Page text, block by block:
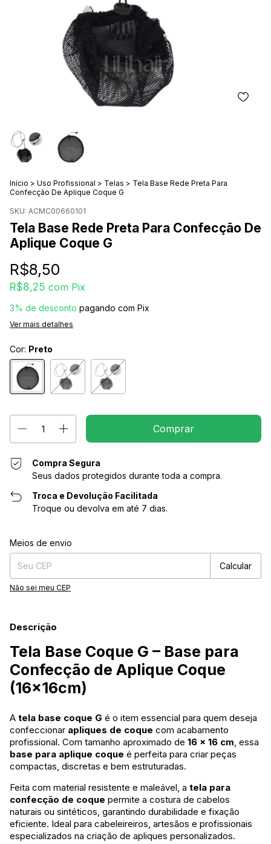
Início > Uso Profissional > Telas > Tela Base Rede Preta Para
Confecção De Aplique Coque G
SKU: ACMC00660101
Tela Base Rede Preta Para Confecção De
Aplique Coque G
R$8,50
R$8,25 com Pix
3% de desconto pagando com Pix
Ver mais detalhes
Cor: Preto
Compra Segura
Seus dados protegidos durante toda a compra.
Troca e Devolução Facilitada
Troque ou devolva em até 7 dias.
Entregas para o CEP:
Meios de envio
Calcular
Não sei meu CEP
Descrição
Tela Base Coque G – Base para
Confecção de Aplique Coque
(16x16cm)
A tela base coque G é o item essencial para quem deseja
confeccionar apliques de coque com acabamento
profissional. Com tamanho aproximado de 16 x 16 cm, essa
base para aplique coque é perfeita para criar peças
compactas, discretas e bem estruturadas.
Feita com material resistente e maleável, a tela para
confecção de coque permite a costura de cabelos
naturais ou sintéticos, garantindo durabilidade e fixação
eficiente. Ideal para cabeleireiros, artesãos e profissionais
especializados na criação de apliques personalizados.